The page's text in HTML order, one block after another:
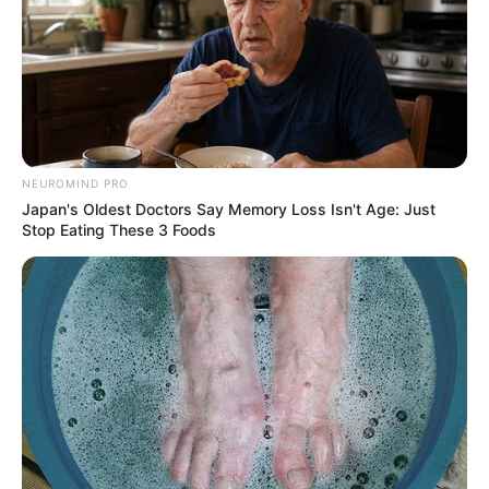
Les Principaux acteurs du Turf pour le Tiercé
vérité
NEUROMIND PRO
Japan's Oldest Doctors Say Memory Loss Isn't Age: Just
Stop Eating These 3 Foods